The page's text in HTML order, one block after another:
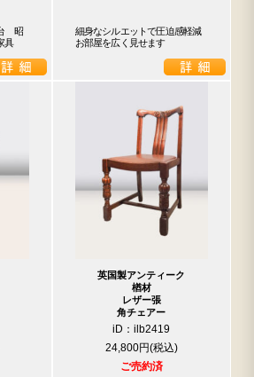
　昭
具
細身なシルエットで圧迫感軽減
お部屋を広く見せます
英国製アンティーク
楢材
レザー張
角チェアー
iD：ilb2419
24,800円
ご売約済